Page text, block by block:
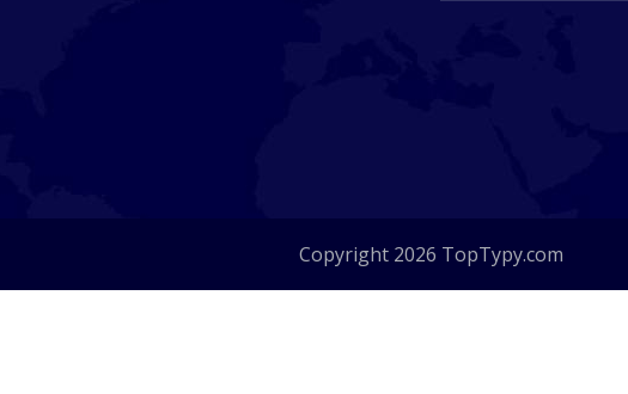
Copyright 2026 TopTypy.com